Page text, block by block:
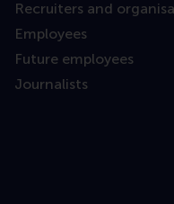
Recruiters and
Employees
Future employees
Journalists